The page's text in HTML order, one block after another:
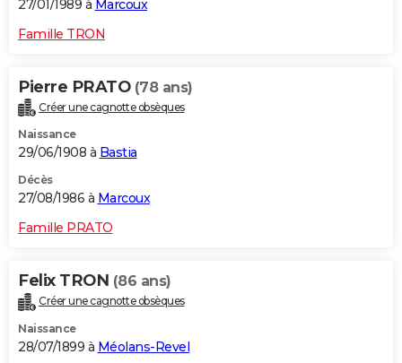
27/01/1989 à Marcoux
Famille TRON
Pierre PRATO (78 ans)
Créer une cagnotte obsèques
Naissance
29/06/1908 à Bastia
Décès
27/08/1986 à Marcoux
Famille PRATO
Felix TRON (86 ans)
Créer une cagnotte obsèques
Naissance
28/07/1899 à Méolans-Revel